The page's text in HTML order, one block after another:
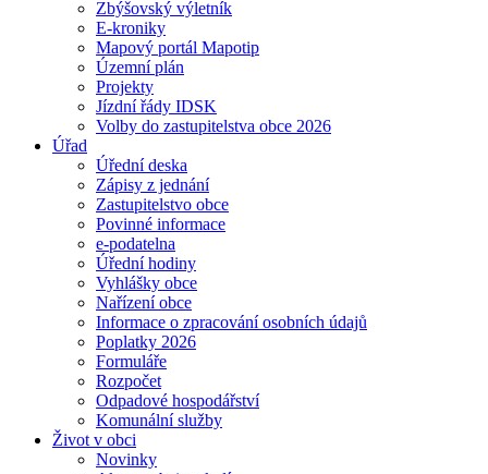
Zbýšovský výletník
E-kroniky
Mapový portál Mapotip
Územní plán
Projekty
Jízdní řády IDSK
Volby do zastupitelstva obce 2026
Úřad
Úřední deska
Zápisy z jednání
Zastupitelstvo obce
Povinné informace
e-podatelna
Úřední hodiny
Vyhlášky obce
Nařízení obce
Informace o zpracování osobních údajů
Poplatky 2026
Formuláře
Rozpočet
Odpadové hospodářství
Komunální služby
Život v obci
Novinky